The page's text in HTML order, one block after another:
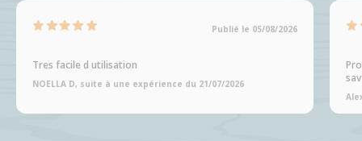
Publié le 05/08/2026
Tres facile d utilisation
NOELLA D, suite à une expérience du 21/07/2026